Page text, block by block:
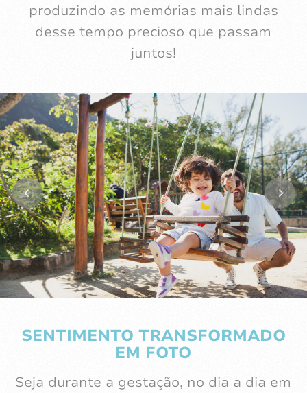
produzindo as memórias mais lindas
desse tempo precioso que passam
juntos!
SENTIMENTO TRANSFORMADO
EM FOTO
Seja durante a gestação, no dia a dia em